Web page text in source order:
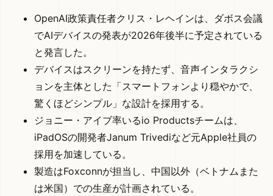
OpenAI政策責任者クリス・レヘインは、ダボス会議
でAIデバイスの発表が2026年後半に予定されている
と発言した。
デバイスはスクリーンを持たず、音声インタラクシ
ョンを主体とした「スマートフォンより穏やかで、
驚くほどシンプル」な設計を採用する。
ジョニー・アイブ率いるio Productsチームは、
iPadOSの開発者Janum Trivediなど元Apple社員の
採用を加速している。
製造はFoxconnが担当し、中国以外（ベトナムまた
は米国）での生産が計画されている。